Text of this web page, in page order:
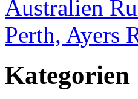
Australien
Perth, Ayers
Kategorien